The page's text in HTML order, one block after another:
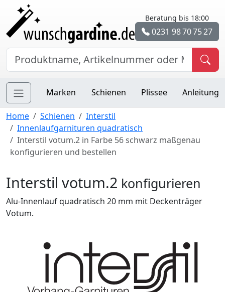
Beratung bis 18:00
0231 98 70 75 27
Marken Schienen Plissee Anleitung
Home Schienen
Interstil
Innenlaufgarnituren quadratisch
Interstil votum.2 in Farbe 56 schwarz maßgenau
konfigurieren und bestellen
Interstil votum.2 konfigurieren
Alu-Innenlauf quadratisch 20 mm mit Deckenträger
Votum.